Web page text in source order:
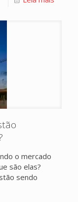
o mercado
são elas?
sendo